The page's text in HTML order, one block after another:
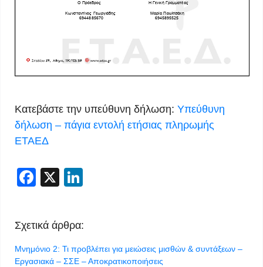
Κατεβάστε την υπεύθυνη δήλωση: Υπεύθυνη
δήλωση – πάγια εντολή ετήσιας πληρωμής
ΕΤΑΕΔ
Facebook
X
Σχετικά άρθρα:
Μνημόνιο 2: Τι προβλέπει για μειώσεις μισθών & συντάξεων –
Εργασιακά – ΣΣΕ – Αποκρατικοποιήσεις